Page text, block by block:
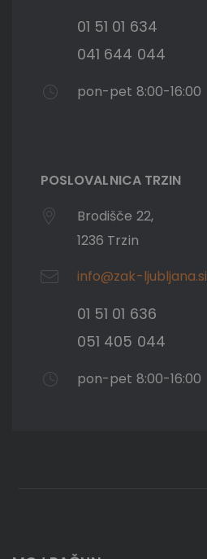
01 51 01 634
041 644 044
pon-pet 8:00-16:00
POSLOVALNICA TRZIN
Brodišče 22,
1236 Trzin
info@zak-ljubljana.si
01 51 01 636
051 405 044
pon-pet 8:00-16:00